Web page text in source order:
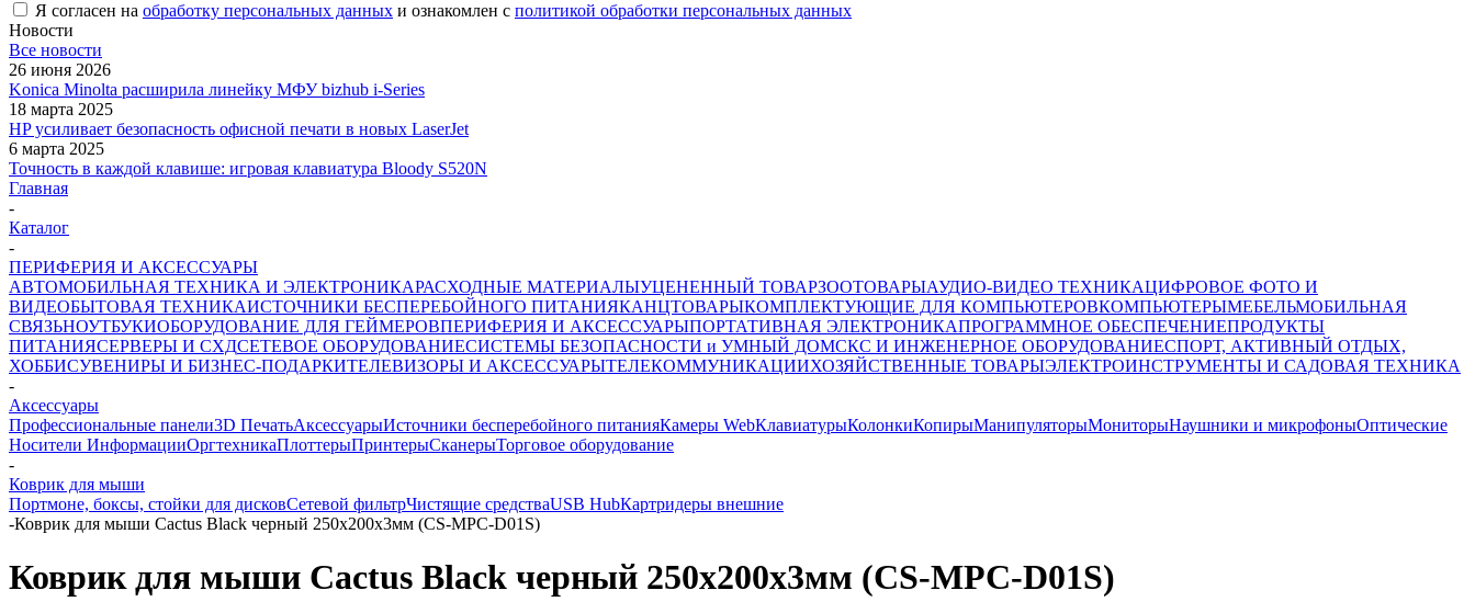
Я согласен на обработку персональных данных и ознакомлен с политикой обработки персональных данных
Новости
Все новости
26 июня 2026
Konica Minolta расширила линейку МФУ bizhub i-Series
18 марта 2025
HP усиливает безопасность офисной печати в новых LaserJet
6 марта 2025
Точность в каждой клавише: игровая клавиатура Bloody S520N
Главная
-
Каталог
-
ПЕРИФЕРИЯ И АКСЕССУАРЫ
АВТОМОБИЛЬНАЯ ТЕХНИКА И ЭЛЕКТРОНИКАРАСХОДНЫЕ МАТЕРИАЛЫУЦЕНЕННЫЙ ТОВАРЗООТОВАРЫАУДИО-ВИДЕО ТЕХНИКАЦИФРОВОЕ ФОТО И
ВИДЕОБЫТОВАЯ ТЕХНИКАИСТОЧНИКИ БЕСПЕРЕБОЙНОГО ПИТАНИЯКАНЦТОВАРЫКОМПЛЕКТУЮЩИЕ ДЛЯ КОМПЬЮТЕРОВКОМПЬЮТЕРЫМЕБЕЛЬМОБИЛЬНАЯ
СВЯЗЬНОУТБУКИОБОРУДОВАНИЕ ДЛЯ ГЕЙМЕРОВПЕРИФЕРИЯ И АКСЕССУАРЫПОРТАТИВНАЯ ЭЛЕКТРОНИКАПРОГРАММНОЕ ОБЕСПЕЧЕНИЕПРОДУКТЫ
ПИТАНИЯСЕРВЕРЫ И СХДСЕТЕВОЕ ОБОРУДОВАНИЕСИСТЕМЫ БЕЗОПАСНОСТИ и УМНЫЙ ДОМСКС И ИНЖЕНЕРНОЕ ОБОРУДОВАНИЕСПОРТ, АКТИВНЫЙ ОТДЫХ,
ХОББИСУВЕНИРЫ И БИЗНЕС-ПОДАРКИТЕЛЕВИЗОРЫ И АКСЕССУАРЫТЕЛЕКОММУНИКАЦИИХОЗЯЙСТВЕННЫЕ ТОВАРЫЭЛЕКТРОИНСТРУМЕНТЫ И САДОВАЯ ТЕХНИКА
-
Аксессуары
Профессиональные панели3D ПечатьАксессуарыИсточники бесперебойного питанияКамеры WebКлавиатурыКолонкиКопирыМанипуляторыМониторыНаушники и микрофоныОптические
Носители ИнформацииОргтехникаПлоттерыПринтерыСканерыТорговое оборудование
-
Коврик для мыши
Портмоне, боксы, стойки для дисковСетевой фильтрЧистящие средстваUSB HubКартридеры внешние
-Коврик для мыши Cactus Black черный 250x200x3мм (CS-MPC-D01S)
Коврик для мыши Cactus Black черный 250x200x3мм (CS-MPC-D01S)